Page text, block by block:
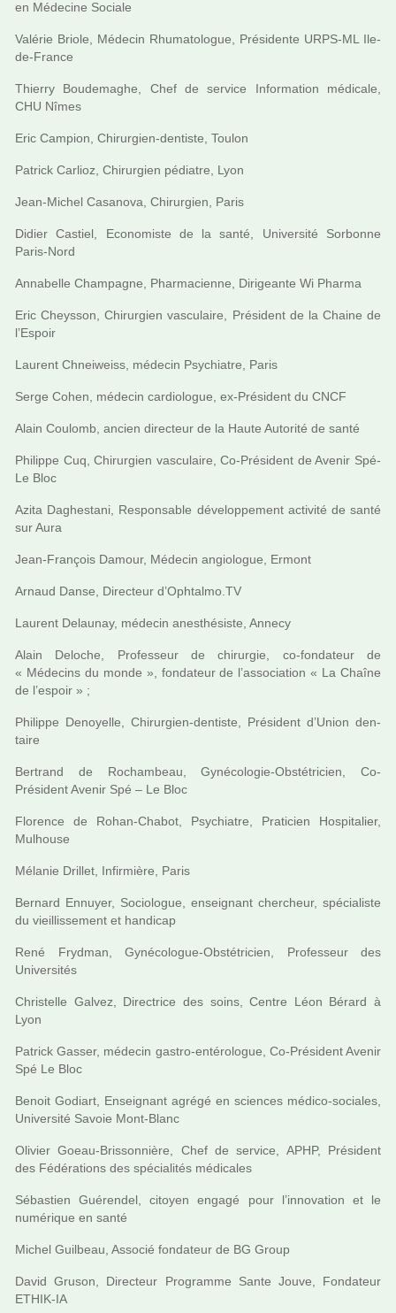
en Médecine Sociale
Valérie Briole, Médecin Rhumatologue, Présidente URPS-ML Ile-
de-France
Thierry Boudemaghe, Chef de ser­vice Information médi­cale,
CHU Nîmes
Eric Campion, Chirurgien-den­tiste, Toulon
Patrick Carlioz, Chirurgien pédia­tre, Lyon
Jean-Michel Casanova, Chirurgien, Paris
Didier Castiel, Economiste de la santé, Université Sorbonne
Paris-Nord
Annabelle Champagne, Pharmacienne, Dirigeante Wi Pharma
Eric Cheysson, Chirurgien vas­cu­laire, Président de la Chaine de
l’Espoir
Laurent Chneiweiss, méde­cin Psychiatre, Paris
Serge Cohen, méde­cin car­dio­lo­gue, ex-Président du CNCF
Alain Coulomb, ancien direc­teur de la Haute Autorité de santé
Philippe Cuq, Chirurgien vas­cu­laire, Co-Président de Avenir Spé-
Le Bloc
Azita Daghestani, Responsable déve­lop­pe­ment acti­vité de santé
sur Aura
Jean-François Damour, Médecin angio­lo­gue, Ermont
Arnaud Danse, Directeur d’Ophtalmo.TV
Laurent Delaunay, méde­cin anes­thé­siste, Annecy
Alain Deloche, Professeur de chi­rur­gie, co-fon­da­teur de
« Médecins du monde », fon­da­teur de l’asso­cia­tion « La Chaîne
de l’espoir » ;
Philippe Denoyelle, Chirurgien-den­tiste, Président d’Union den­
taire
Bertrand de Rochambeau, Gynécologie-Obstétricien, Co-
Président Avenir Spé – Le Bloc
Florence de Rohan-Chabot, Psychiatre, Praticien Hospitalier,
Mulhouse
Mélanie Drillet, Infirmière, Paris
Bernard Ennuyer, Sociologue, ensei­gnant cher­cheur, spé­cia­liste
du vieillis­se­ment et han­di­cap
René Frydman, Gynécologue-Obstétricien, Professeur des
Universités
Christelle Galvez, Directrice des soins, Centre Léon Bérard à
Lyon
Patrick Gasser, méde­cin gastro-enté­ro­lo­gue, Co-Président Avenir
Spé Le Bloc
Benoit Godiart, Enseignant agrégé en scien­ces médico-socia­les,
Université Savoie Mont-Blanc
Olivier Goeau-Brissonnière, Chef de ser­vice, APHP, Président
des Fédérations des spé­cia­li­tés médi­ca­les
Sébastien Guérendel, citoyen engagé pour l’inno­va­tion et le
numé­ri­que en santé
Michel Guilbeau, Associé fon­da­teur de BG Group
David Gruson, Directeur Programme Sante Jouve, Fondateur
ETHIK-IA